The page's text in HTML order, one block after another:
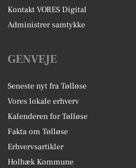
Kontakt VORES Digital
Administrer samtykke
GENVEJE
Seneste nyt fra Tølløse
Vores lokale erhverv
Kalenderen for Tølløse
Fakta om Tølløse
Erhvervsartikler
Holbæk Kommune